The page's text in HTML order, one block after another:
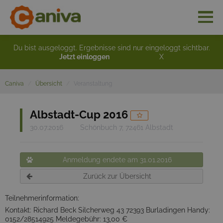
Du bist ausgeloggt. Ergebnisse sind nur eingeloggt sichtbar.
Jetzt einloggen
X
Caniva Übersicht
Albstadt-Cup 2016
30.07.2016 Schönbuch 7, 72461 Albstadt
Anmeldung endete am 31.01.2016
Zurück zur Übersicht
Teilnehmerinformation:
Kontakt: Richard Beck Silcherweg 43 72393 Burladingen Handy:
0152/28514925 Meldegebühr: 13,00 €